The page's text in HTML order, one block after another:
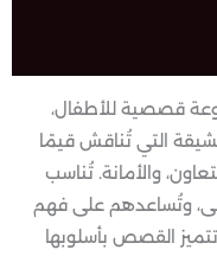
قصصية للأطفال،
التي تُناقش قيمًا
والأمانة. تُناسب
وتُساعدهم على فهم
القصص بأسلوبها